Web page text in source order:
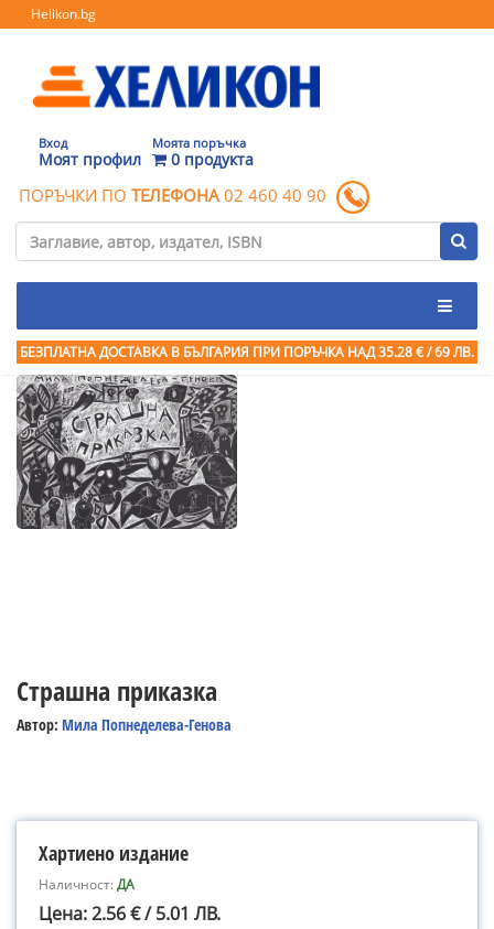
Helikon.bg
Вход
Моят профил
Моята поръчка
0 продукта
ПОРЪЧКИ ПО ТЕЛЕФОНА 02 460 40 90
БЕЗПЛАТНА ДОСТАВКА В БЪЛГАРИЯ ПРИ ПОРЪЧКА НАД 35.28 € / 69 ЛВ.
Страшна приказка
Автор: Мила Попнеделева-Генова
Хартиено издание
Наличност:ДА
Цена: 2.56 € / 5.01 ЛВ.